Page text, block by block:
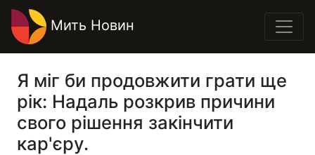
Мить Новин
Я міг би продовжити грати ще
рік: Надаль розкрив причини
свого рішення закінчити
кар'єру.